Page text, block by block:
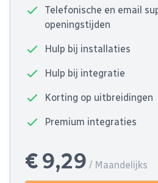
Telefonische en email
openingstijden
Hulp bij installaties
Hulp bij integratie
Korting op uitbreidingen
Premium integraties
€ 9,29 / Maandelijks